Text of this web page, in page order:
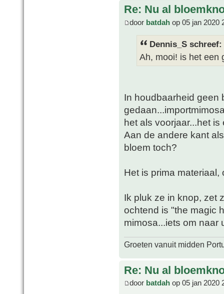
Re: Nu al
door batdah op 05 jan 2020
Dennis_S schreef:
Ah, mooi! is het een
In houdbaarheid geen
het als voorjaar...het
Aan de andere kant
bloem toch?
Het is prima
Ik pluk ze in knop, zet
ochtend is "the magic
mimosa...iets om naar
Groeten vanuit midden
Re: Nu al
door batdah op 05 jan 2020